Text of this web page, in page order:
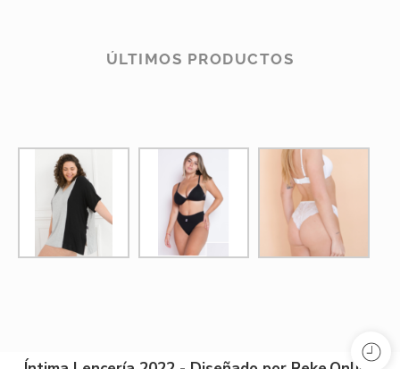
ÚLTIMOS PRODUCTOS